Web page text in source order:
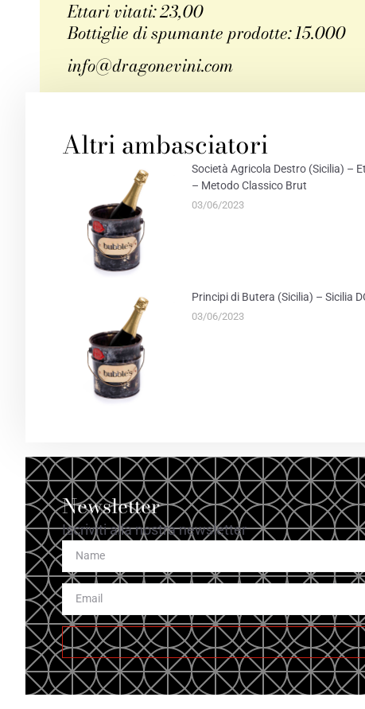
Ettari vitati: 23,00
Bottiglie di spumante prodotte: 15.000
info@dragonevini.com
Altri ambasciatori
Società Agricola Destro (Sicilia) –
– Metodo Classico Brut
03/06/2023
Principi di Butera (Sicilia) – Sicilia
03/06/2023
Newsletter
Iscriviti alla nostra newsletter